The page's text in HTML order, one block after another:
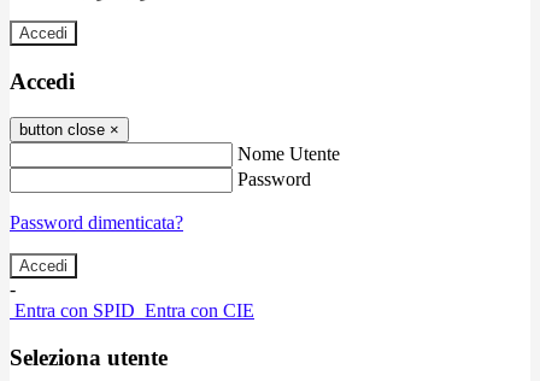
Accedi
Accedi
button close ×
Nome Utente
Password
Password dimenticata?
-
Entra con SPID Entra con CIE
Seleziona utente